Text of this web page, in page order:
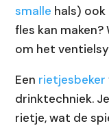
smalle hals) ook
fles kan maken?
om het
Een rietjesbeker
drinktechniek.
rietje, wat de